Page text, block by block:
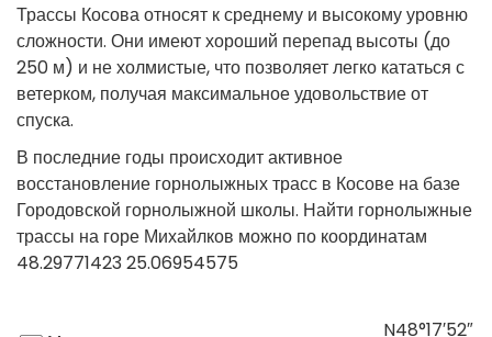
Трассы Косова относят к среднему и высокому уровню
сложности. Они имеют хороший перепад высоты (до
250 м) и не холмистые, что позволяет легко кататься с
ветерком, получая максимальное удовольствие от
спуска.
В последние годы происходит активное
восстановление горнолыжных трасс в Косове на базе
Городовской горнолыжной школы. Найти горнолыжные
трассы на горе Михайлков можно по координатам
48.29771423 25.06954575
N48°17′52″